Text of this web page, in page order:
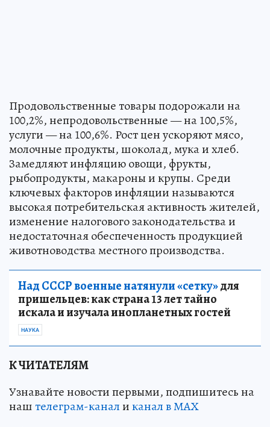
Продовольственные товары подорожали на
100,2%, непродовольственные — на 100,5%,
услуги — на 100,6%. Рост цен ускоряют мясо,
молочные продукты, шоколад, мука и хлеб.
Замедляют инфляцию овощи, фрукты,
рыбопродукты, макароны и крупы. Среди
ключевых факторов инфляции называются
высокая потребительская активность жителей,
изменение налогового законодательства и
недостаточная обеспеченность продукцией
животноводства местного производства.
Над СССР военные натянули «сетку»для
пришельцев: как страна 13 лет тайно
искала и изучала инопланетных гостей
НАУКА
К ЧИТАТЕЛЯМ
Узнавайте новости первыми, подпишитесь на
наштелеграм-каналиканал в МАХ